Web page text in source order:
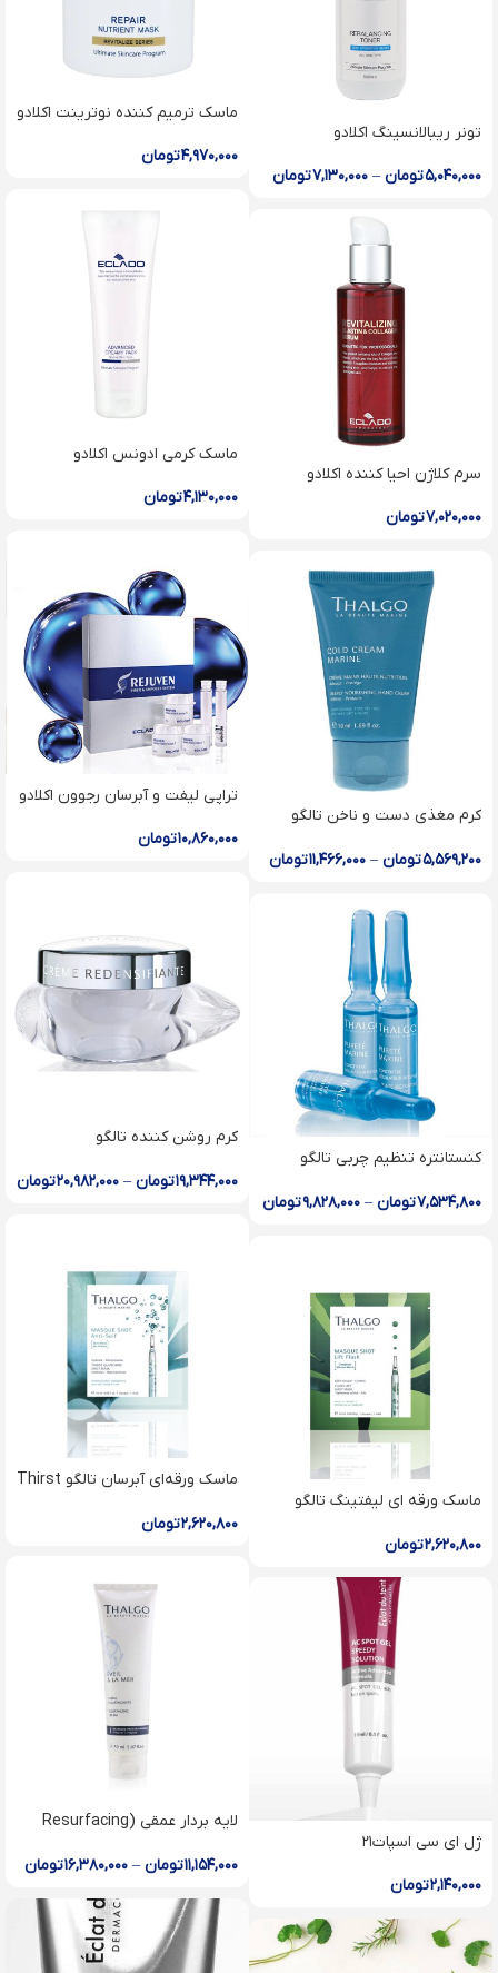
ماسک ترمیم کننده نوترینت اکلادو
۴,۹۷۰,۰۰۰تومان
تونر ریبالانسینگ اکلا‌دو
۵,۰۴۰,۰۰۰تومان – ۷,۱۳۰,۰۰۰تومان
ماسک کرمی ادونس اکلادو
۴,۱۳۰,۰۰۰تومان
سرم کلاژن احیا کننده اکلادو
۷,۰۲۰,۰۰۰تومان
تراپی لیفت و آبرسان رجوون اکلادو
۱۰,۸۶۰,۰۰۰تومان
کرم مغذی دست و ناخن تالگو
۵,۵۶۹,۲۰۰تومان – ۱۱,۴۶۶,۰۰۰تومان
کرم روشن کننده تالگو
۱۹,۳۴۴,۰۰۰تومان – ۲۰,۹۸۲,۰۰۰تومان
کنستانتره تنظیم چربی تالگو
concentrate
۷,۵۳۴,۸۰۰تومان – ۹,۸۲۸,۰۰۰تومان
ماسک ورقه‌ای آبرسان تالگو Thirst
۲,۶۲۰,۸۰۰تومان
ماسک ورقه ای لیفتینگ تالگو
۲,۶۲۰,۸۰۰تومان
لایه بردار عمقی (Resurfacing
۱۱,۱۵۴,۰۰۰تومان – ۱۶,۳۸۰,۰۰۰تومان
ژل ای سی اسپات۲۱
۲,۱۴۰,۰۰۰تومان